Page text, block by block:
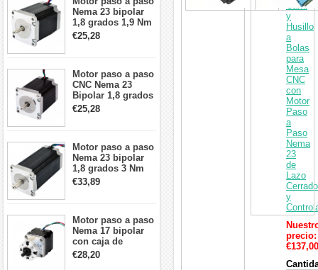
Nema 23 bipolar
1,8 grados 1,9 Nm
2,8 A 3,2 V
57x57x76mm 4
€25,28
Motor paso a paso
CNC Nema 23
Bipolar 1,8 grados
1,9 Nm 3A 3,36 V
57x57x76mm 4
€25,28
Motor paso a paso
Nema 23 bipolar
1,8 grados 3 Nm
4,2A 57x57x114mm
motor paso a paso
€33,89
Motor paso a paso
Nema 17 bipolar
con caja de
cambios planetaria
5:1 longitud 33mm
€28,20
Carril
y
Husillo
a
Bolas
para
Mesa
CNC
con
Motor
Paso
a
Paso
Nema
23
de
Lazo
Cerrado
y
precio:
€137,00